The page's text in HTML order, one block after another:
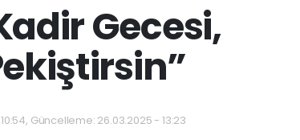
Gecesi,
Güncelleme: 26.03.2025 - 13:23